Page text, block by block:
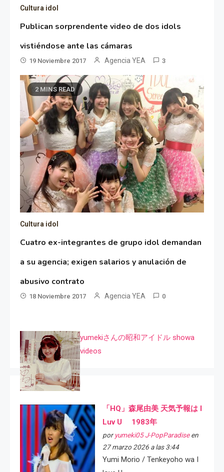
Cultura idol
Publican sorprendente video de dos idols
vistiéndose ante las cámaras
19 Noviembre 2017 Agencia YEA 3
2 MINS READ
Cultura idol
Cuatro ex-integrantes de grupo idol demandan
a su agencia; exigen salarios y anulación de
abusivo contrato
18 Noviembre 2017 Agencia YEA 0
yumekiさんの昭和アイドル showa
videos
「HQ」森尾由美 天気予報は I
Luv U 1983年
por yumeki05 J-PopParadiseen
27 marzo 2026 a las 3:44
Yumi Morio / Tenkeyoho wa I